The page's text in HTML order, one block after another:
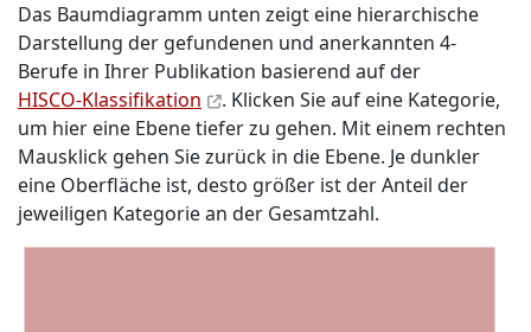
Das Baumdiagramm unten zeigt eine hierarchische
Darstellung der gefundenen und anerkannten 4-
Berufe in Ihrer Publikation basierend auf der
HISCO-Klassifikation
. Klicken Sie auf eine Kategorie,
um hier eine Ebene tiefer zu gehen. Mit einem rechten
Mausklick gehen Sie zurück in die Ebene. Je dunkler
eine Oberfläche ist, desto größer ist der Anteil der
jeweiligen Kategorie an der Gesamtzahl.